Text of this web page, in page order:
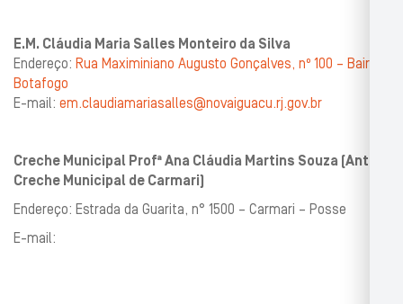
E.M. Cláudia Maria Salles Monteiro da Silva
Endereço: Rua Maximiniano Augusto Gonçalves, nº 100 – Bairro
Botafogo
E-mail: em.claudiamariasalles@novaiguacu.rj.gov.br
Creche Municipal Profª Ana Cláudia Martins Souza (Antiga
Creche Municipal de Carmari)
Endereço: Estrada da Guarita, n° 1500 – Carmari – Posse
E-mail: